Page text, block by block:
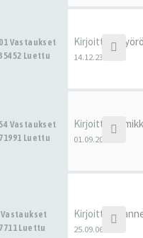
Vastaukset
Luettu
Kirjoittaja
14.12.23 13:47
Vastaukset
Luettu
Kirjoittaja
01.09.20 13:46
Vastaukset
Luettu
Kirjoittaja
25.09.06 20:24